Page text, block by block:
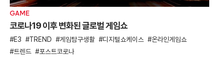
GAME
코로나19 이후 변화된 글로벌 게임쇼
E3 TREND 게임탐구생활 디지털쇼케이스
온라인게임쇼
트렌드
포스트코로나